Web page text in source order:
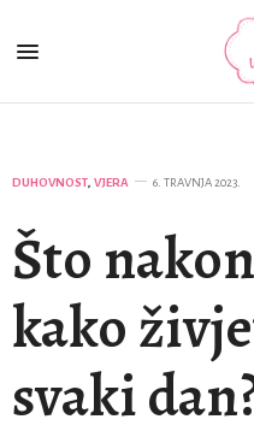
DUHOVNOST, VJERA 6. TRAVNJA 2023.
Što
kako
svaki